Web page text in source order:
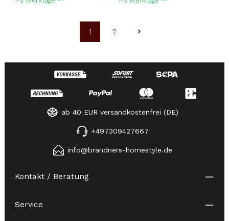
Seite
1
Seite
2
ab 40 EUR versandkostenfrei (DE)
+497309427667
info@brandners-homestyle.de
Kontakt / Beratung
Service